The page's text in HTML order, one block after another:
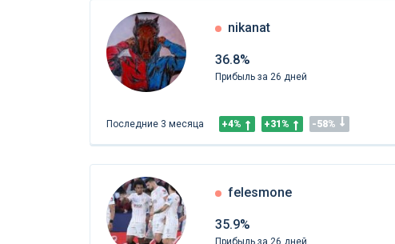
nikanat
36.8%
Прибыль за 26 дней
Последние 3 месяца +4% +31% -58%
felesmone
35.9%
Прибыль за 26 дней